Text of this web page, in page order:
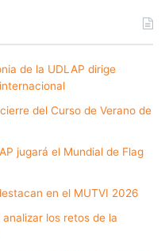
de la UDLAP dirige
del Curso de Verano de
jugará el Mundial de Flag
en el MUTVI 2026
los retos de la